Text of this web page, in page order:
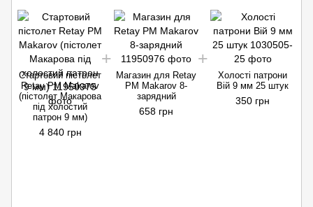
Стартовий пістолет
Retay PM Makarov
(пістолет Макарова
під холостий
патрон 9 мм)
4 840 грн
Магазин для Retay
PM Makarov 8-
зарядний
658 грн
Холості патрони
Вій 9 мм 25 штук
350 грн